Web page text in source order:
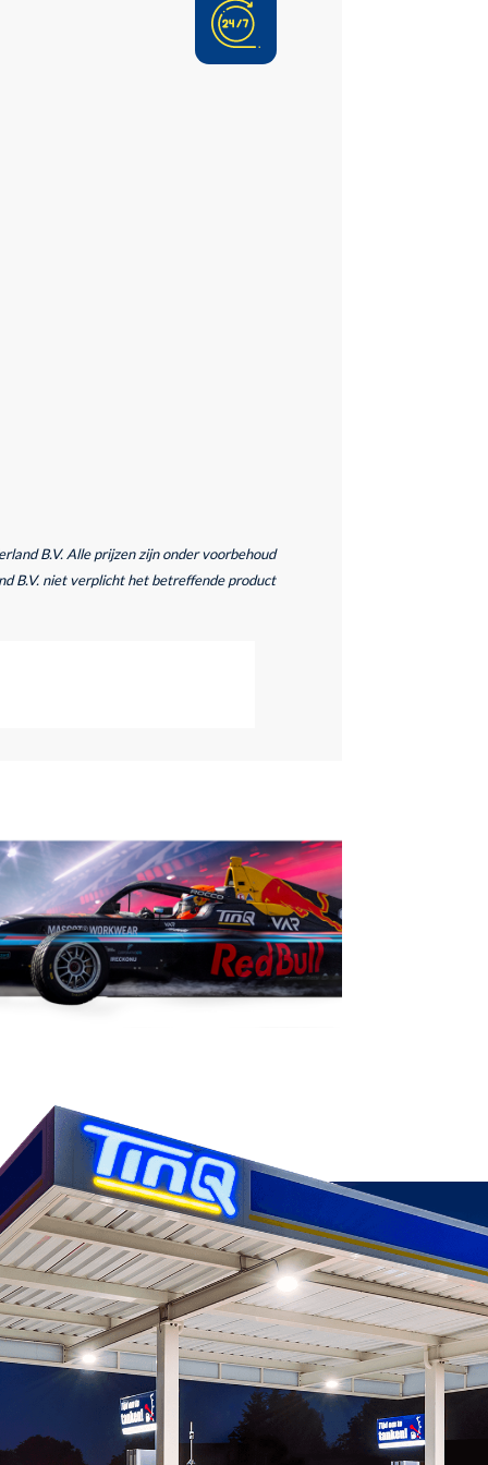
B.V. Alle prijzen zijn onder voorbehoud
B.V. niet verplicht het betreffende product